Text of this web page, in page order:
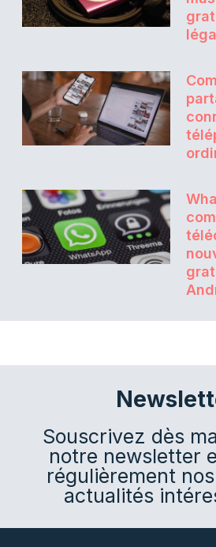
Souscrivez dès
notre newsletter
régulièrement
actualités